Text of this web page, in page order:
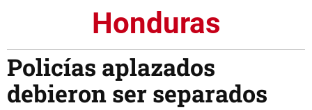
Honduras
Policías aplazados
debieron ser separados